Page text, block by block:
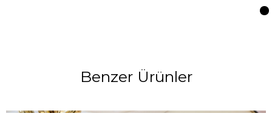
Benzer Ürünler